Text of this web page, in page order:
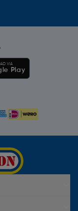
VIA
Play